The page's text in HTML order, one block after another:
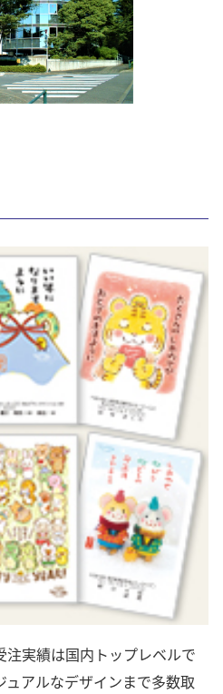
実績は国内トップレベルで
ュアルなデザインまで多数取